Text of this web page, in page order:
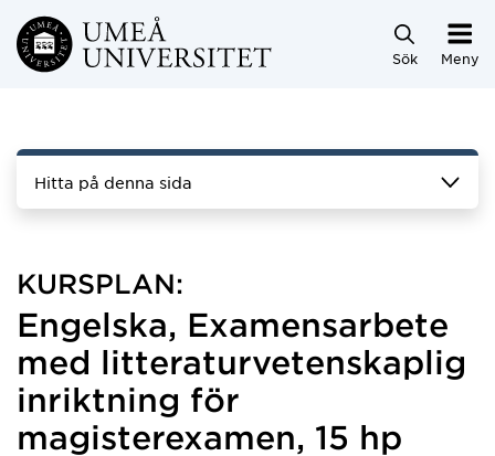
Hoppa direkt till innehållet
Sök Meny
Hitta på denna sida
KURSPLAN:
Engelska, Examensarbete
med litteraturvetenskaplig
inriktning för
magisterexamen, 15 hp